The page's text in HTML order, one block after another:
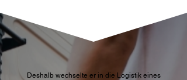
Deshalb wechselte er in die Logistik eines